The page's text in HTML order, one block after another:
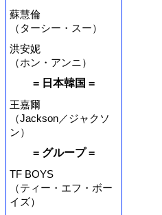
蘇慧倫
（ターシー・スー）
洪安妮
（ホン・アンニ）
= 日本韓国 =
王嘉爾
（Jackson／ジャクソ
ン）
= グループ =
TF BOYS
（ティー・エフ・ボー
イズ）